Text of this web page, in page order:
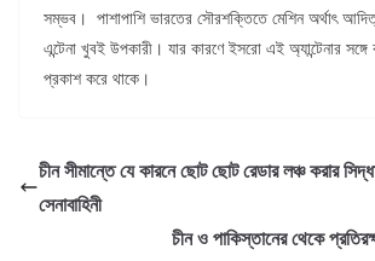
সম্ভব। পাশাপাশি ভারতের সৌরশক্তিতে মেশিন অর্থাৎ
এন্টেনা খুবই উপকারী। যার কারণে ইসরো এই অ্যান্টেনার
প্রকাশ করে থাকে।
চীন সীমান্তে যে কারনে ছোট ছোট রেডার লঞ্চ করার
সেনাবাহিনী
চীন ও পাকিস্তানের থেকে